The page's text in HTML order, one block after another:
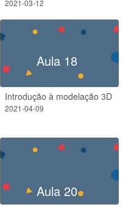
2021-03-12
Aula 18
Introdução à modelação 3D
2021-04-09
Aula 20